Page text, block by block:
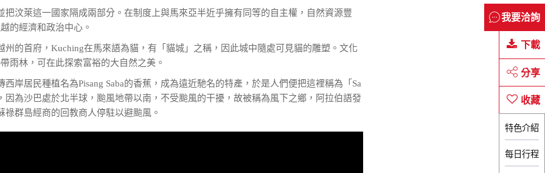
我要洽詢
下載
分享
特色介紹
每日行程
把汶萊這一國家隔成兩部分。在制度上與馬來亞半近乎擁有同等的自主權，自然資源豐
的經濟和政治中心。
州的首府，Kuching在馬來語為貓，有「貓城」之稱，因此城中隨處可見貓的雕塑。文化
雨林，可在此探索富裕的大自然之美。
西岸居民種植名為Pisang Saba的香蕉，成為遠近馳名的特產，於是人們便把這裡稱為「Sa
因為沙巴處於北半球，颱風地帶以南，不受颱風的干擾，故被稱為風下之鄉，阿拉伯語發
祿群島經商的回教商人停駐以避颱風。